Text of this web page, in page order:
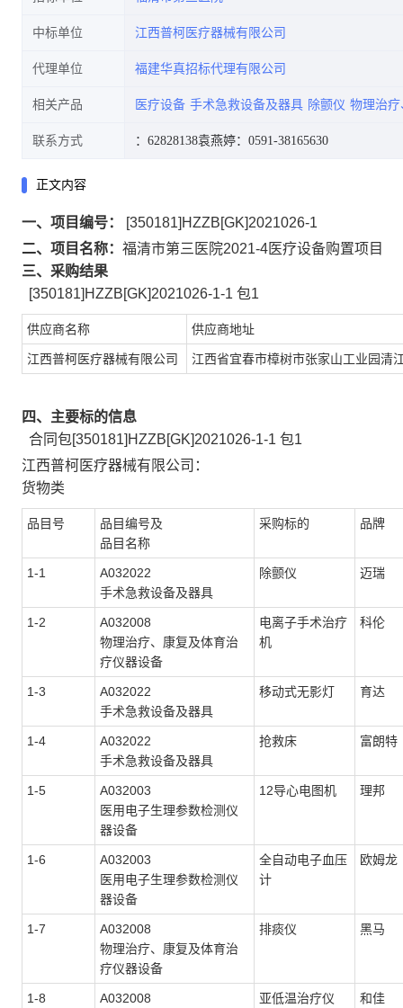
中标单位 江西普柯医疗器械有限公司
代理单位 福建华真招标代理有限公司
相关产品 医疗设备 手术急救设备及器具 除颤仪 物理治
联系方式 ：62828138袁燕婷：0591-38165630
正文内容
一、项目编号：
[350181]HZZB[GK]2021026-1
二、项目名称： 福清市第三医院2021-4医疗设备购置项目
三、采购结果
[350181]HZZB[GK]2021026-1-1 包1
供应商名称 供应商地址
江西普柯医疗器械有限公司 江西省宜春市樟树市张家山工业园清
四、主要标的信息
合同包[350181]HZZB[GK]2021026-1-1 包1
江西普柯医疗器械有限公司：
货物类
品目号
品目编号及
品目名称
采购标的 品牌
1-1
A032022
手术急救设备及器具
除颤仪 迈瑞
1-2
A032008
物理治疗、康复及体育治
疗仪器设备
电离子手术治疗
机
科伦
1-3
A032022
手术急救设备及器具
移动式无影灯 育达
1-4
A032022
手术急救设备及器具
抢救床 富朗特
1-5
A032003
医用电子生理参数检测仪
器设备
12导心电图机 理邦
1-6
A032003
医用电子生理参数检测仪
器设备
全自动电子血压
计
欧姆龙
1-7
A032008
物理治疗、康复及体育治
疗仪器设备
排痰仪 黑马
1-8
A032008
亚低温治疗仪 和佳